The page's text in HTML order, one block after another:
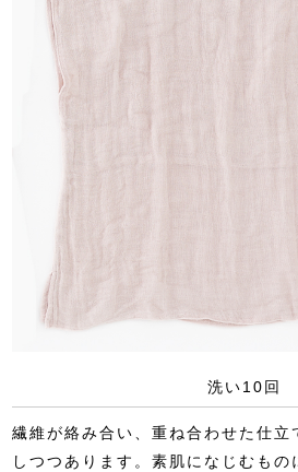
洗い10回
繊維が絡み合い、重ね合わせた仕立
しつつあります。素肌になじむもの